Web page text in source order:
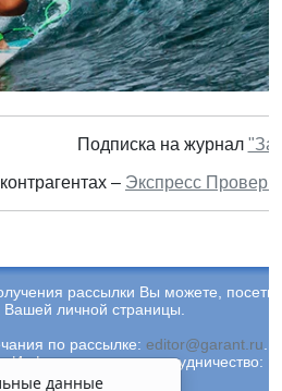
Подписка на журнал
– Экспресс
рассылки Вы можете,
Вашей личной страницы.
по рассылке: editor@garant.ru
. Информационное сотрудничество:
данные